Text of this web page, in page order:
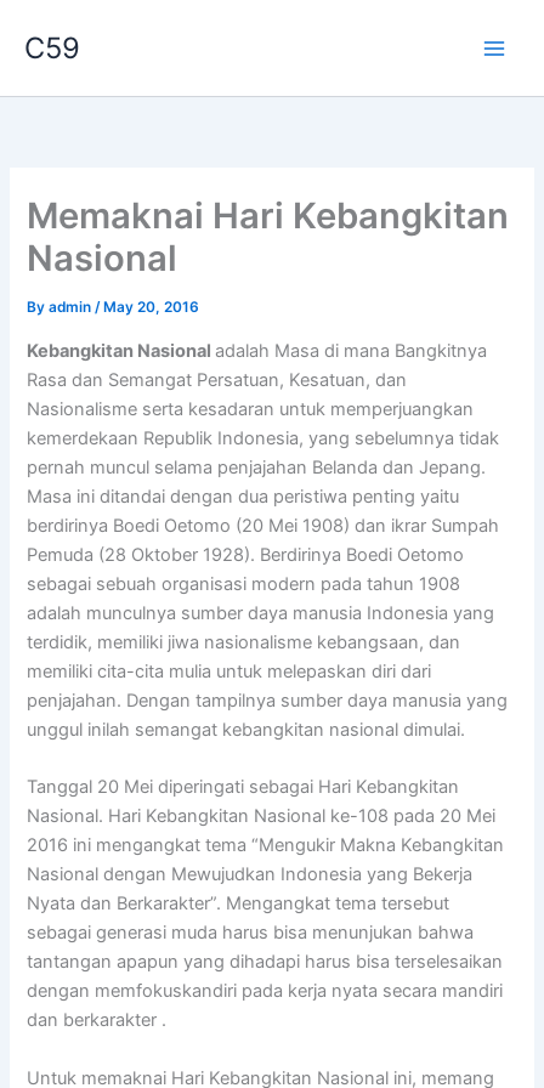
C59
Memaknai Hari Kebangkitan
Nasional
Byadmin/ May 20, 2016
Kebangkitan Nasionaladalah Masa di mana Bangkitnya
Rasa dan Semangat Persatuan, Kesatuan, dan
Nasionalisme serta kesadaran untuk memperjuangkan
kemerdekaan Republik Indonesia, yang sebelumnya tidak
pernah muncul selama penjajahan Belanda dan Jepang.
Masa ini ditandai dengan dua peristiwa penting yaitu
berdirinya Boedi Oetomo (20 Mei 1908) dan ikrar Sumpah
Pemuda (28 Oktober 1928). Berdirinya Boedi Oetomo
sebagai sebuah organisasi modern pada tahun 1908
adalah munculnya sumber daya manusia Indonesia yang
terdidik, memiliki jiwa nasionalisme kebangsaan, dan
memiliki cita-cita mulia untuk melepaskan diri dari
penjajahan. Dengan tampilnya sumber daya manusia yang
unggul inilah semangat kebangkitan nasional dimulai.
Tanggal 20 Mei diperingati sebagai Hari Kebangkitan
Nasional. Hari Kebangkitan Nasional ke-108 pada 20 Mei
2016 ini mengangkat tema “Mengukir Makna Kebangkitan
Nasional dengan Mewujudkan Indonesia yang Bekerja
Nyata dan Berkarakter”. Mengangkat tema tersebut
sebagai generasi muda harus bisa menunjukan bahwa
tantangan apapun yang dihadapi harus bisa terselesaikan
dengan memfokuskandiri pada kerja nyata secara mandiri
dan berkarakter .
Untuk memaknai Hari Kebangkitan Nasional ini, memang